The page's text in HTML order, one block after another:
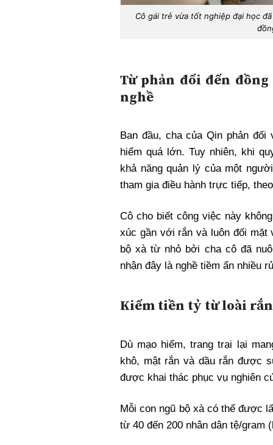
Cô gái trẻ vừa tốt nghiệp đại học
Từ phản đối đến
nghề
Ban đầu, cha của Qin phản
hiểm quá lớn. Tuy nhiên, khi
khả năng quản lý của một
tham gia điều hành trực tiếp,
Cô cho biết công việc này
xúc gần với rắn và luôn đối
bộ xà từ nhỏ bởi cha cô đã
nhận đây là nghề tiềm ẩn nhiều
Kiếm tiền tỷ từ loài
Dù mạo hiểm, trang trại lại
khô, mật rắn và dầu rắn được
được khai thác phục vụ nghiên
Mỗi con ngũ bộ xà có thể được
từ 40 đến 200 nhân dân tệ/gram